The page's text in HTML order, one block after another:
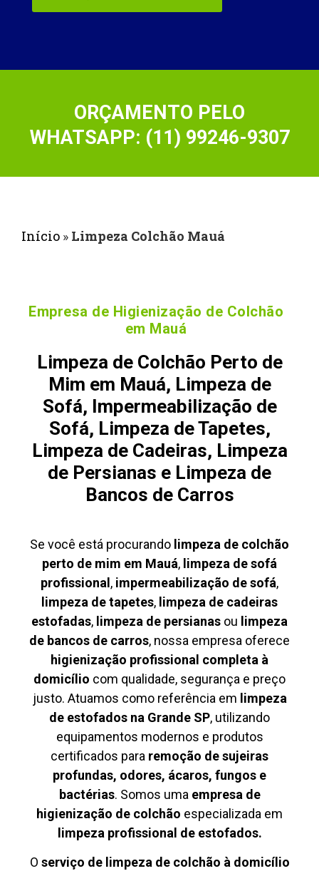
ORÇAMENTO PELO
WHATSAPP: (11) 99246-9307
Início » Limpeza Colchão Mauá
Empresa de Higienização de Colchão
em Mauá
Limpeza de Colchão Perto de
Mim em Mauá, Limpeza de
Sofá, Impermeabilização de
Sofá, Limpeza de Tapetes,
Limpeza de Cadeiras, Limpeza
de Persianas e Limpeza de
Bancos de Carros
Se você está procurando limpeza de colchão
perto de mim em Mauá, limpeza de sofá
profissional , impermeabilização de sofá,
limpeza de tapetes, limpeza de cadeiras
estofadas, limpeza de persianas ou limpeza
de bancos de carros, nossa empresa oferece
higienização profissional completa à
domicílio com qualidade, segurança e preço
justo. Atuamos como referência em limpeza
de estofados na Grande SP, utilizando
equipamentos modernos e produtos
certificados para remoção de sujeiras
profundas, odores, ácaros, fungos e
bactérias. Somos uma empresa de
higienização de colchão especializada em
limpeza profissional de estofados.
O serviço de limpeza de colchão à domicílio